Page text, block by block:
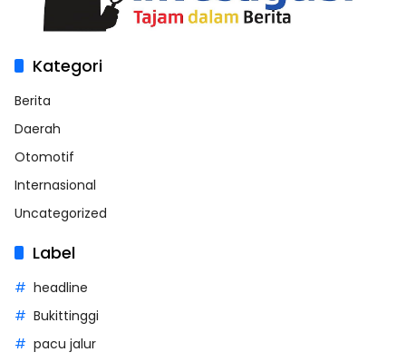
Kategori
Berita
Daerah
Otomotif
Internasional
Uncategorized
Label
headline
Bukittinggi
pacu jalur